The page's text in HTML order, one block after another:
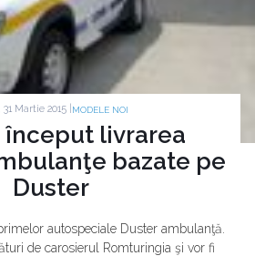
Martie 2015 | MODELE NOI
început livrarea
bazate pe
Duster
autospeciale Duster ambulanţă.
de carosierul Romturingia şi vor fi